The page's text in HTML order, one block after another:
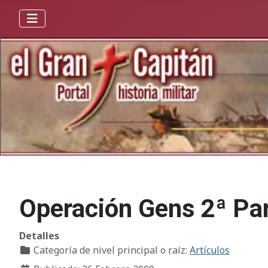
Operación Gens 2ª
Detalles
Categoría de nivel principal o raíz: Artículos